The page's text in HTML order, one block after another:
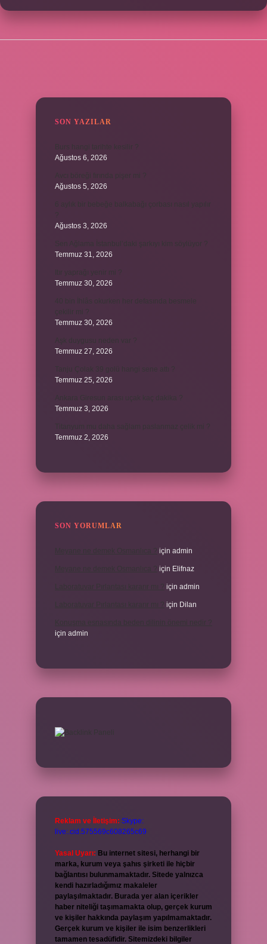
SON YAZILAR
Burs hangi tarihte kesilir ?
Ağustos 6, 2026
Avcı böreği fırında pişer mi ?
Ağustos 5, 2026
6 aylık bir bebeğe balkabağı çorbası nasıl yapılır
Ağustos 3, 2026
Sen Ağlama İstanbul’daki şarkıyı kim söylüyor ?
Temmuz 31, 2026
Itır yaprağı yenir mi ?
Temmuz 30, 2026
40 bin İhlâs okurken her defasında besmele
Temmuz 30, 2026
Temmuz 27, 2026
Temmuz 25, 2026
Temmuz 3, 2026
Temmuz 2, 2026
SON YORUMLAR
için admin
için Elifnaz
için admin
için Dilan
için admin
Reklam ve İletişim: Skype:
live:.cid.575569c608265c69
Yasal Uyarı: Bu internet sitesi, herhangi bir
marka, kurum veya şahıs şirketi ile hiçbir
bağlantısı bulunmamaktadır. Sitede yalnızca
kendi hazırladığımız makaleler
paylaşılmaktadır. Burada yer alan içerikler
haber niteliği taşımamakta olup, gerçek kurum
ve kişiler hakkında paylaşım yapılmamaktadır.
Gerçek kurum ve kişiler ile isim benzerlikleri
tamamen tesadüfidir. Sitemizdeki bilgiler